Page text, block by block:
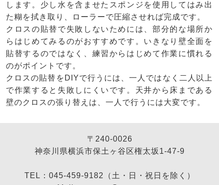
します。少し水を含ませたスポンジを使用してはみ出
た糊を拭き取り、ローラーで圧縮させれば完成です。
クロスの貼替で失敗しないためには、部分的な場所か
らはじめてみるのがおすすめです。いきなり壁全面を
貼替するのではなく、練習からはじめて作業に慣れる
のがポイントです。
クロスの貼替をDIYで行うには、一人ではなく二人以上
で作業すると失敗しにくいです。天井から床まである
壁のクロスの張り替えは、一人で行うには大変です。
〒240-0026
神奈川県横浜市保土ヶ谷区権太坂1-47-9
TEL：045-459-9182（土・日・祝日を除く）